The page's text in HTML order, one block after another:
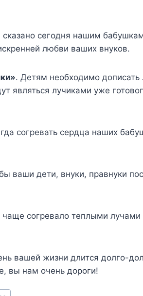
сказано сегодня нашим
любви ваших внуков.
. Детям необходимо
являться лучиками уже
согревать сердца наших
дети, внуки, правнуки
согревало теплыми
вашей жизни длится долго-
вы нам очень дороги!